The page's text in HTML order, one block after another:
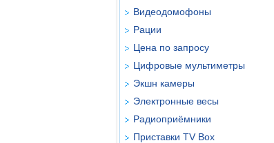
Видеодомофоны
Рации
Цена по запросу
Цифровые мультиметры
Экшн камеры
Электронные весы
Радиоприёмники
Приставки TV Box